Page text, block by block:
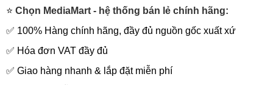
⭐ Chọn MediaMart - hệ thống bán lẻ chính hãng:
✅ 100% Hàng chính hãng, đầy đủ nguồn gốc xuất xứ
✅ Hóa đơn VAT đầy đủ
✅ Giao hàng nhanh & lắp đặt miễn phí